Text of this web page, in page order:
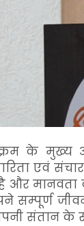
के मुख्य
एवं
और मानवता
सम्पूर्ण
संतान के